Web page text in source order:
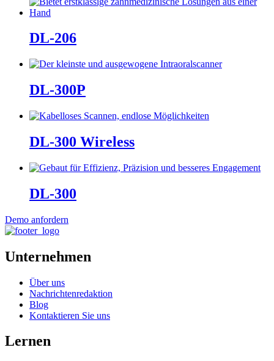
DL-206
DL-300P
DL-300 Wireless
DL-300
Demo anfordern
Unternehmen
Über uns
Nachrichtenredaktion
Blog
Kontaktieren Sie uns
Lernen